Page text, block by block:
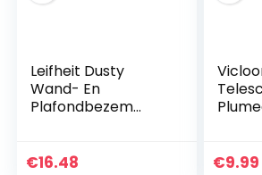
Leifheit Dusty
Wand- En
Plafondbezem
Gevormde
€16.48 €9.99